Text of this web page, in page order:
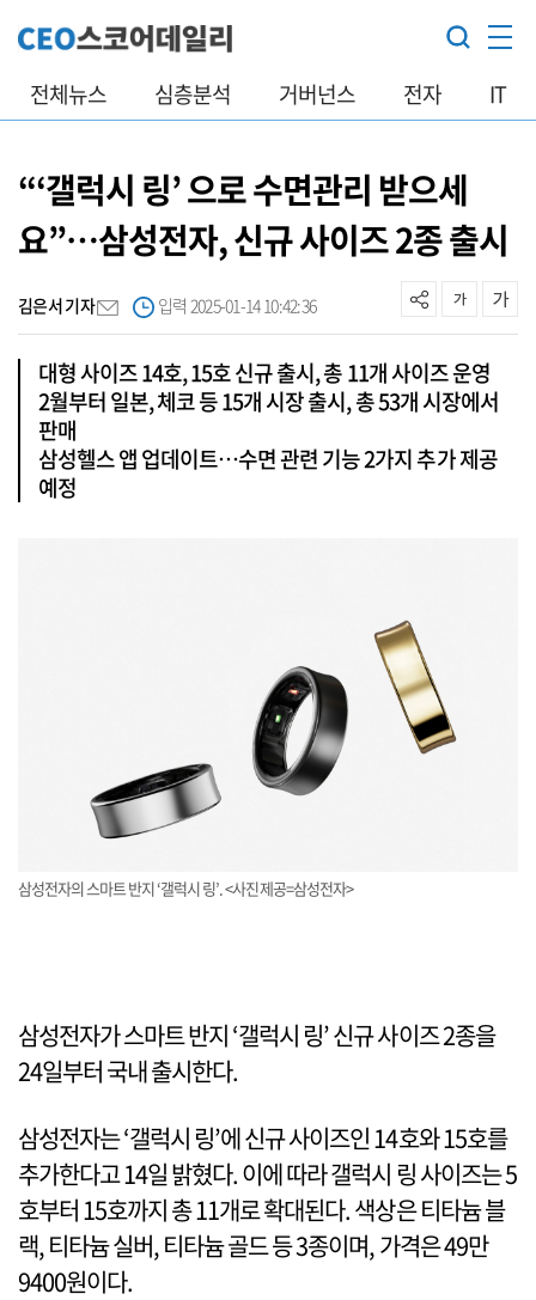
전체뉴스 심층분석 거버넌스 전자 IT
“‘갤럭시 링’ 으로 수면관리 받으세
요”…삼성전자, 신규 사이즈 2종 출시
김은서 기자 입력 2025-01-14 10:42:36
대형 사이즈 14호, 15호 신규 출시, 총 11개 사이즈 운영
2월부터 일본, 체코 등 15개 시장 출시, 총 53개 시장에서
판매
삼성헬스 앱 업데이트…수면 관련 기능 2가지 추가 제공
예정
삼성전자의 스마트 반지 ‘갤럭시 링’. <사진제공=삼성전자>
삼성전자가 스마트 반지 ‘갤럭시 링’ 신규 사이즈 2종을
24일부터 국내 출시한다.
삼성전자는 ‘갤럭시 링’에 신규 사이즈인 14호와 15호를
추가한다고 14일 밝혔다. 이에 따라 갤럭시 링 사이즈는 5
호부터 15호까지 총 11개로 확대된다. 색상은 티타늄 블
랙, 티타늄 실버, 티타늄 골드 등 3종이며, 가격은 49만
9400원이다.